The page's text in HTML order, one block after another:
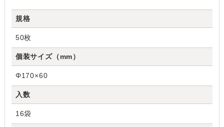
規格
50枚
個装サイズ（mm）
Φ170×60
入数
16袋